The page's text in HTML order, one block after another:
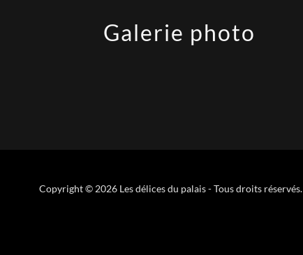
Galerie photo
Copyright © 2026 Les délices du palais - Tous droits réservés.